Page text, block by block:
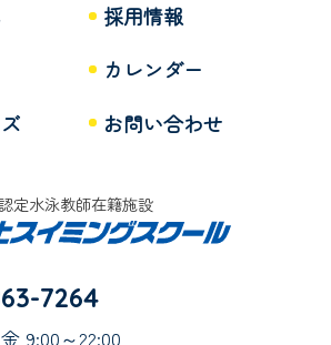
採用情報
カレンダー
お問い合わせ
定水泳教師在籍施設
7264
9:00～22:00